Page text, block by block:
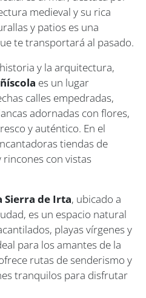
medieval y su rica
y patios es una
te transportará al pasado.
y la arquitectura,
es un lugar
calles empedradas,
adornadas con flores,
y auténtico. En el
tiendas de
con vistas
Sierra de Irta, ubicado a
es un espacio natural
playas vírgenes y
para los amantes de la
rutas de senderismo y
tranquilos para disfrutar